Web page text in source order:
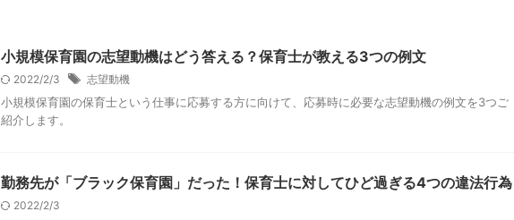
小規模保育園の志望動機はどう答える？保育士が教える3つの例文
2022/2/3 志望動機
小規模保育園の保育士という仕事に応募する方に向けて、応募時に必要な志望動機の例文を3つご
紹介します。
勤務先が「ブラック保育園」だった！保育士に対してひど過ぎる4つの違法行為
2022/2/3